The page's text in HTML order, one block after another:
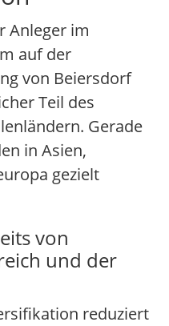
Anleger im
auf der
von Beiersdorf
Teil des
Gerade
in Asien,
gezielt
von
und der
reduziert